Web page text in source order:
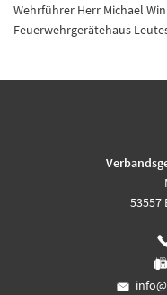
Wehrführer Herr Michael
Feuerwehrgerätehaus
53557